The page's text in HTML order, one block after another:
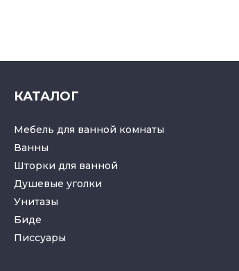
КАТАЛОГ
Мебель для ванной комнаты
Ванны
Шторки для ванной
Душевые уголки
Унитазы
Биде
Писсуары